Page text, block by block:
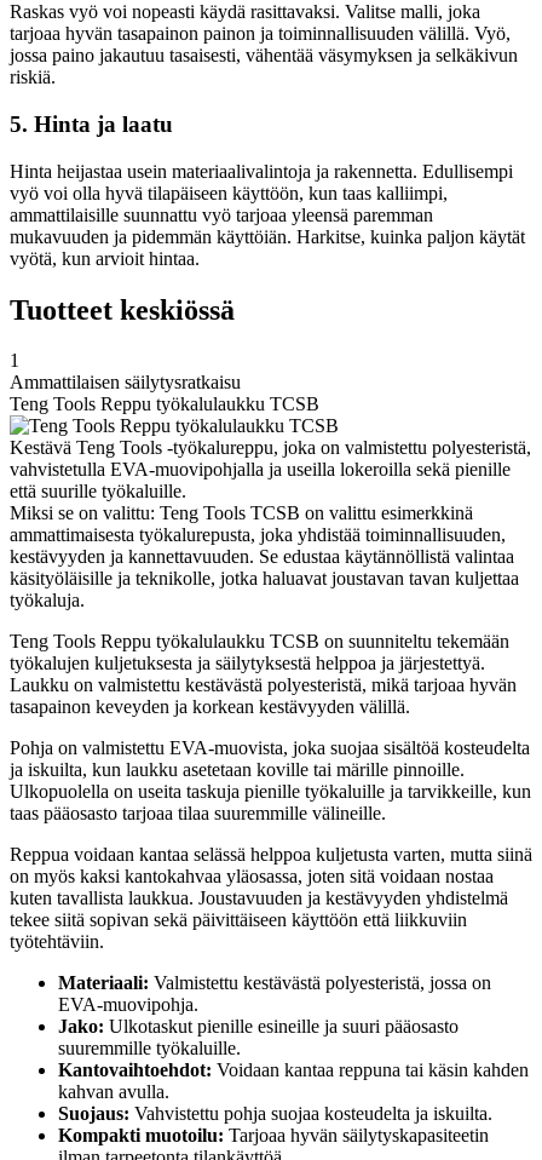
Raskas vyö voi nopeasti käydä rasittavaksi. Valitse malli, joka
tarjoaa hyvän tasapainon painon ja toiminnallisuuden välillä. Vyö,
jossa paino jakautuu tasaisesti, vähentää väsymyksen ja selkäkivun
riskiä.
5. Hinta ja laatu
Hinta heijastaa usein materiaalivalintoja ja rakennetta. Edullisempi
vyö voi olla hyvä tilapäiseen käyttöön, kun taas kalliimpi,
ammattilaisille suunnattu vyö tarjoaa yleensä paremman
mukavuuden ja pidemmän käyttöiän. Harkitse, kuinka paljon käytät
vyötä, kun arvioit hintaa.
Tuotteet keskiössä
1
Ammattilaisen säilytysratkaisu
Teng Tools Reppu työkalulaukku TCSB
Kestävä Teng Tools -työkalureppu, joka on valmistettu polyesteristä,
vahvistetulla EVA-muovipohjalla ja useilla lokeroilla sekä pienille
että suurille työkaluille.
Miksi se on valittu: Teng Tools TCSB on valittu esimerkkinä
ammattimaisesta työkalurepusta, joka yhdistää toiminnallisuuden,
kestävyyden ja kannettavuuden. Se edustaa käytännöllistä valintaa
käsityöläisille ja teknikolle, jotka haluavat joustavan tavan kuljettaa
työkaluja.
Teng Tools Reppu työkalulaukku TCSB on suunniteltu tekemään
työkalujen kuljetuksesta ja säilytyksestä helppoa ja järjestettyä.
Laukku on valmistettu kestävästä polyesteristä, mikä tarjoaa hyvän
tasapainon keveyden ja korkean kestävyyden välillä.
Pohja on valmistettu EVA-muovista, joka suojaa sisältöä kosteudelta
ja iskuilta, kun laukku asetetaan koville tai märille pinnoille.
Ulkopuolella on useita taskuja pienille työkaluille ja tarvikkeille, kun
taas pääosasto tarjoaa tilaa suuremmille välineille.
Reppua voidaan kantaa selässä helppoa kuljetusta varten, mutta siinä
on myös kaksi kantokahvaa yläosassa, joten sitä voidaan nostaa
kuten tavallista laukkua. Joustavuuden ja kestävyyden yhdistelmä
tekee siitä sopivan sekä päivittäiseen käyttöön että liikkuviin
työtehtäviin.
Materiaali: Valmistettu kestävästä polyesteristä, jossa on
EVA-muovipohja.
Jako: Ulkotaskut pienille esineille ja suuri pääosasto
suuremmille työkaluille.
Kantovaihtoehdot: Voidaan kantaa reppuna tai käsin kahden
kahvan avulla.
Suojaus: Vahvistettu pohja suojaa kosteudelta ja iskuilta.
Kompakti muotoilu: Tarjoaa hyvän säilytyskapasiteetin